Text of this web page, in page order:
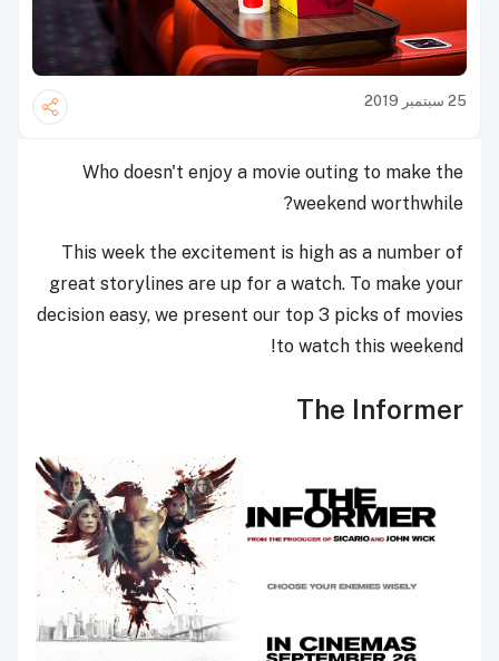
25 سبتمبر 2019
Who doesn't enjoy a movie outing to make the
weekend worthwhile?
This week the excitement is high as a number of
great storylines are up for a watch. To make your
decision easy, we present our top 3 picks of movies
to watch this weekend!
The Informer